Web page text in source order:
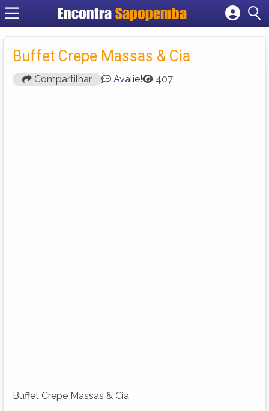
Encontra Sapopemba
Cadastrar empresa
Criar conta
Buffet Crepe Massas & Cia
Compartilhar Avalie! 407
Buffet Crepe Massas & Cia